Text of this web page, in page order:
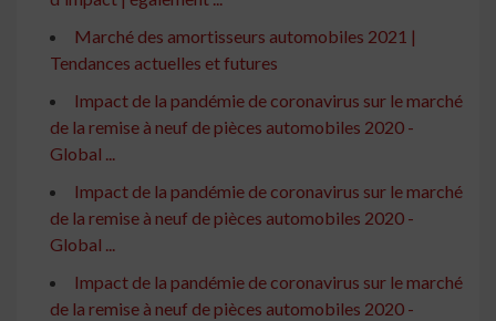
Marché des amortisseurs automobiles 2021 |
Tendances actuelles et futures
Impact de la pandémie de coronavirus sur le marché
de la remise à neuf de pièces automobiles 2020 -
Global ...
Impact de la pandémie de coronavirus sur le marché
de la remise à neuf de pièces automobiles 2020 -
Global ...
Impact de la pandémie de coronavirus sur le marché
de la remise à neuf de pièces automobiles 2020 -